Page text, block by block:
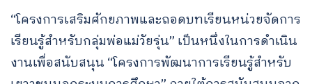
“โครงการเสริมศักยภาพและถอดบทเรียนหน่วยจัดการ
เรียนรู้สำหรับกลุ่มพ่อแม่วัยรุ่น” เป็นหนึ่งในการดำเนิน
งานเพื่อสนับสนุน “โครงการพัฒนาการเรียนรู้สำหรับ